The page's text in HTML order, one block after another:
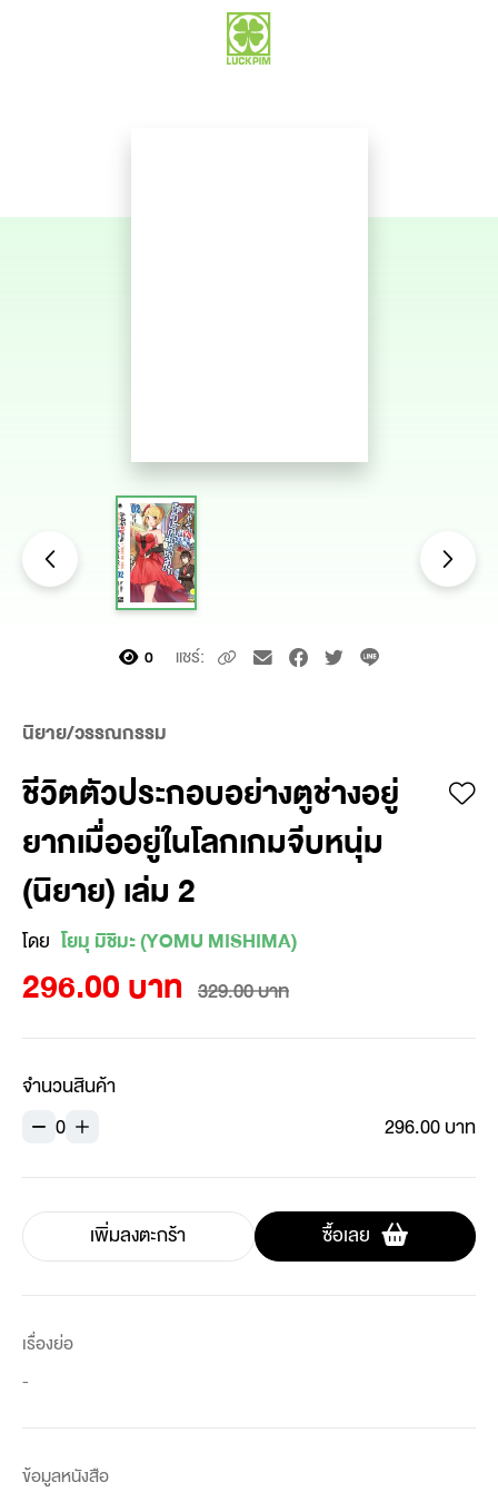
0 แชร์:
นิยาย/วรรณกรรม
ชีวิตตัวประกอบอย่างตูช่างอยู่
ยากเมื่ออยู่ในโลกเกมจีบหนุ่ม
(นิยาย) เล่ม 2
โดย โยมุ มิชิมะ (YOMU MISHIMA)
296.00 บาท 329.00 บาท
จำนวนสินค้า
0
296.00 บาท
เพิ่มลงตะกร้า ซื้อเลย
เรื่องย่อ
-
ข้อมูลหนังสือ